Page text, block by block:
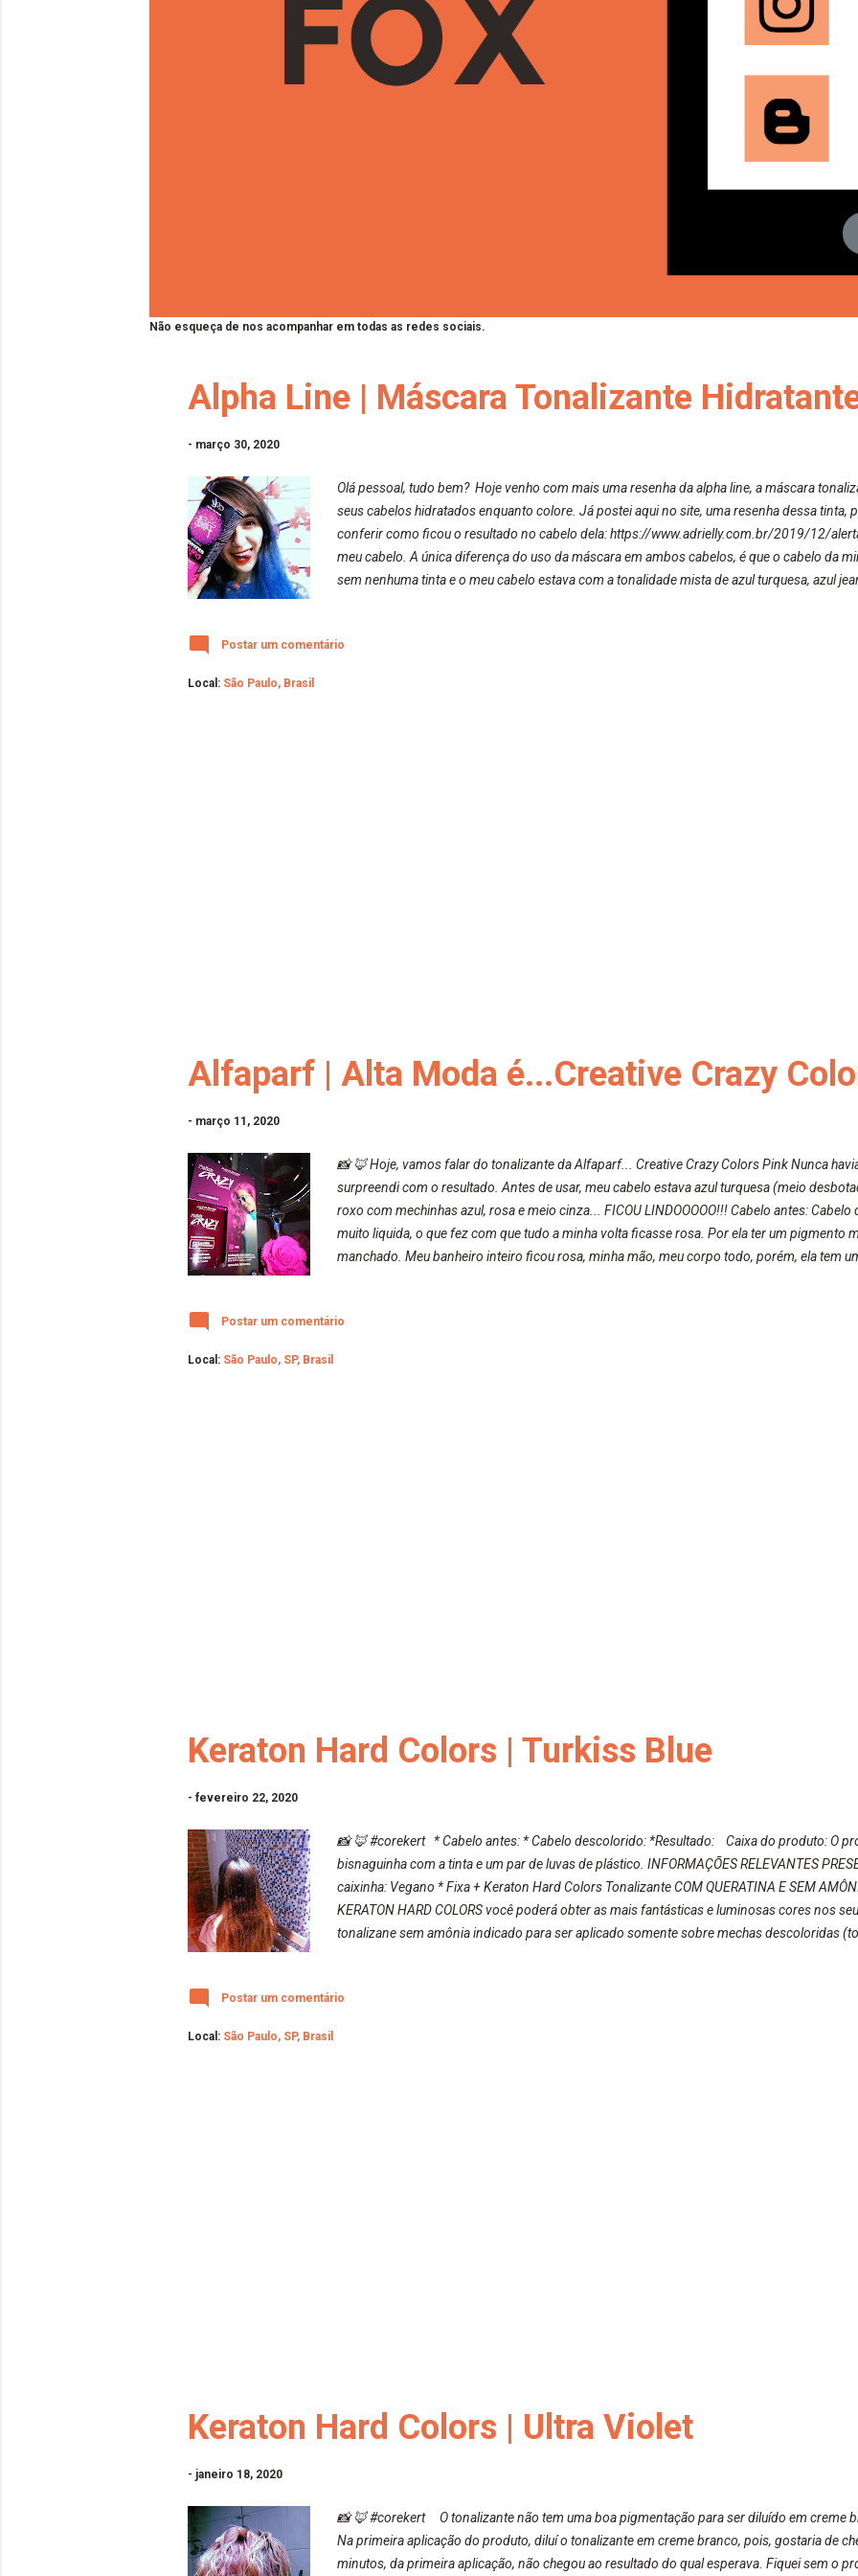
Não esqueça de nos acompanhar em todas as redes sociais.
Alpha Line | Máscara Tonalizante
- março 30, 2020
Olá pessoal, tudo bem? Hoje venho com mais uma resenha da alpha line, a máscara
seus cabelos hidratados enquanto colore. Já postei aqui no site, uma resenha dessa tinta,
conferir como ficou o resultado no cabelo dela: https://www.adrielly.com.br/2019/12/
meu cabelo. A única diferença do uso da máscara em ambos cabelos, é que o cabelo da
sem nenhuma tinta e o meu cabelo estava com a tonalidade mista de azul turquesa, azul
alfaparf, pois meu cabelo estava na tonalidade azul turquesa e...
Postar um comentário
Local: São Paulo, Brasil
Alfaparf | Alta Moda é...Creative Crazy
- março 11, 2020
📸 🦊 Hoje, vamos falar do tonalizante da Alfaparf... Creative Crazy Colors Pink Nunca
surpreendi com o resultado. Antes de usar, meu cabelo estava azul turquesa (meio
roxo com mechinhas azul, rosa e meio cinza... FICOU LINDOOOOO!!! Cabelo antes:
muito liquida, o que fez com que tudo a minha volta ficasse rosa. Por ela ter um pigmento
manchado. Meu banheiro inteiro ficou rosa, minha mão, meu corpo todo, porém, ela tem
Postar um comentário
Local: São Paulo, SP, Brasil
Keraton Hard Colors | Turkiss Blue
- fevereiro 22, 2020
📸 🦊 #corekert * Cabelo antes: * Cabelo descolorido: *Resultado: Caixa do produto: O
bisnaguinha com a tinta e um par de luvas de plástico. INFORMAÇÕES RELEVANTES
caixinha: Vegano * Fixa + Keraton Hard Colors Tonalizante COM QUERATINA E SEM
KERATON HARD COLORS você poderá obter as mais fantásticas e luminosas cores nos
tonalizane sem amônia indicado para ser aplicado somente sobre mechas descoloridas
oxidantes, etanolaminas. Fórmula com...
Postar um comentário
Local: São Paulo, SP, Brasil
Keraton Hard Colors | Ultra Violet
- janeiro 18, 2020
📸 🦊 #corekert O tonalizante não tem uma boa pigmentação para ser diluído em creme
Na primeira aplicação do produto, diluí o tonalizante em creme branco, pois, gostaria de
minutos, da primeira aplicação, não chegou ao resultado do qual esperava. Fiquei sem o